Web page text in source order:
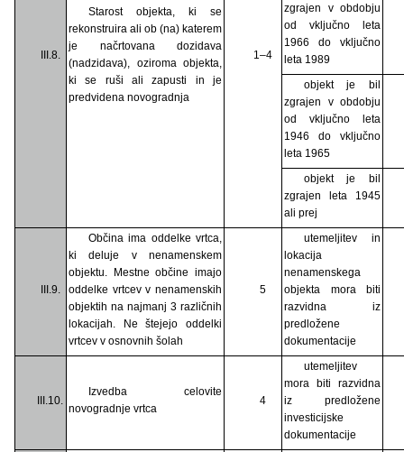
III.8.
Starost objekta, ki se
rekonstruira ali ob (na) katerem
je načrtovana dozidava
(nadzidava), oziroma objekta,
ki se ruši ali zapusti in je
predvidena novogradnja
1–4
zgrajen v obdobju
od vključno leta
1966 do vključno
leta 1989
objekt je bil
zgrajen v obdobju
od vključno leta
1946 do vključno
leta 1965
objekt je bil
zgrajen leta 1945
ali prej
III.9.
Občina ima oddelke vrtca,
ki deluje v nenamenskem
objektu. Mestne občine imajo
oddelke vrtcev v nenamenskih
objektih na najmanj 3 različnih
lokacijah. Ne štejejo oddelki
vrtcev v osnovnih šolah
5
utemeljitev in
lokacija
nenamenskega
objekta mora biti
razvidna iz
predložene
dokumentacije
III.10.
Izvedba celovite
novogradnje vrtca
4
utemeljitev
mora biti razvidna
iz predložene
investicijske
dokumentacije